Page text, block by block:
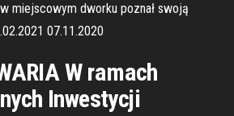
miejscowym dworku poznał swoją
07.11.2020
W ramach
Inwestycji